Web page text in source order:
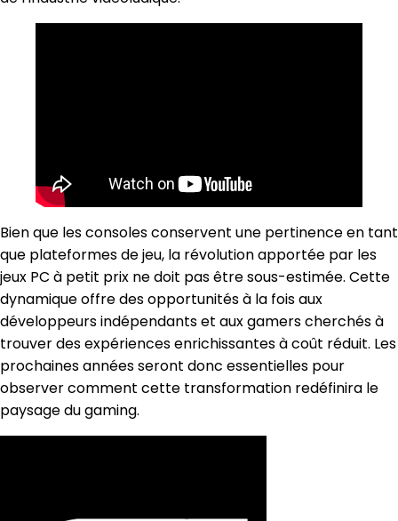
Bien que les consoles conservent une pertinence en tant
que plateformes de jeu, la révolution apportée par les
jeux PC à petit prix ne doit pas être sous-estimée. Cette
dynamique offre des opportunités à la fois aux
développeurs indépendants et aux gamers cherchés à
trouver des expériences enrichissantes à coût réduit. Les
prochaines années seront donc essentielles pour
observer comment cette transformation redéfinira le
paysage du gaming.